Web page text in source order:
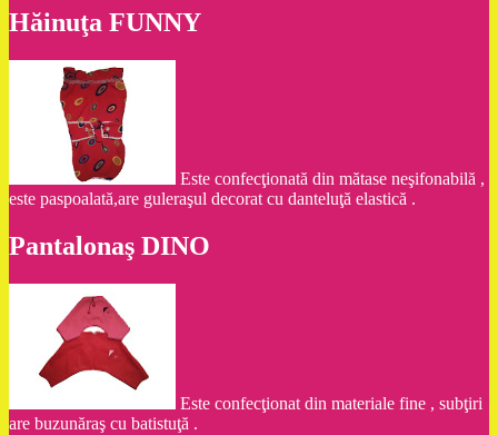
Hăinuţa FUNNY
Este confecţionată din mătase neşifonabilă ,
este paspoalată,are guleraşul decorat cu danteluţă elastică .
Pantalonaş DINO
Este confecţionat din materiale fine , subţiri
are buzunăraş cu batistuţă .